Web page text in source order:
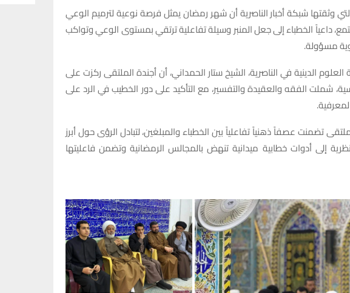
وثقتها شبكة أخبار الناصرية أن شهر رمضان يمثل فرصة نوعية لترميم الوعي
داعياً الخطباء إلى جعل المنبر وسيلة تفاعلية ترتقي بمستوى الوعي وتواكب
مسؤولة.
الدينية في الناصرية، الشيخ ستار الحمداني، أن أجندة الملتقى ركزت على
شملت الفقه والعقيدة والتفسير، مع التأكيد على دور الخطيب في الرد على
تضمنت عصفاً ذهنياً تفاعلياً بين الخطباء والمبلغين، لتبادل الرؤى حول أبرز
إلى أدوات خطابية ميدانية تنهض بالمجالس الرمضانية وتضمن فاعليتها